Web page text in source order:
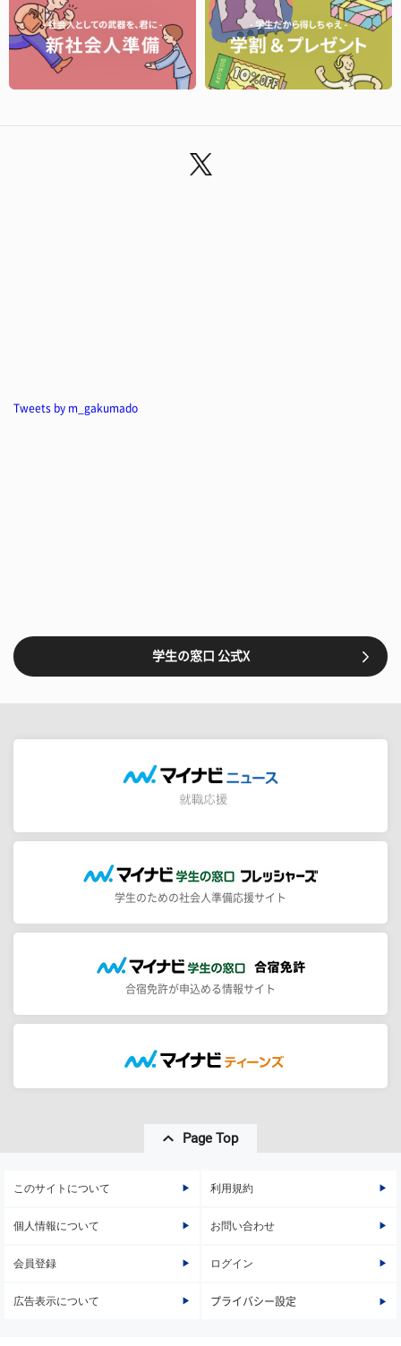
Tweets by m_gakumado
学生の窓口 公式X
学生のための社会人準備応援サイト
合宿免許が申込める情報サイト
Page Top
このサイトについて 利用規約
個人情報について お問い合わせ
会員登録 ログイン
広告表示について プライバシー設定